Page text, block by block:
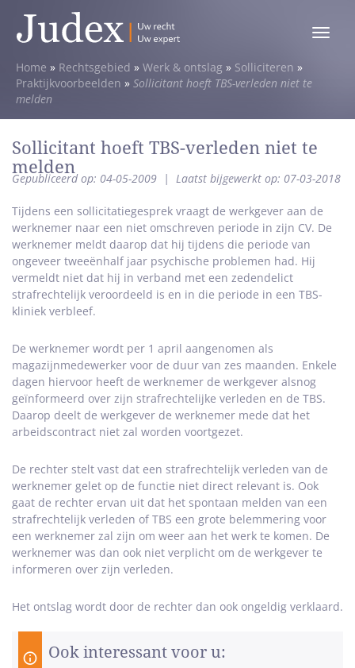
Toggle
Home » Rechtsgebied » Werk & ontslag » Solliciteren »
Praktijkvoorbeelden » Sollicitant hoeft TBS-verleden niet te
melden
Sollicitant hoeft TBS-verleden niet te
melden
Gepubliceerd op: 04-05-2009 | Laatst bijgewerkt op: 07-03-2018
Tijdens een sollicitatiegesprek vraagt de werkgever aan de
werknemer naar een niet omschreven periode in zijn CV. De
werknemer meldt daarop dat hij tijdens die periode van
ongeveer tweeënhalf jaar psychische problemen had. Hij
vermeldt niet dat hij in verband met een zedendelict
strafrechtelijk veroordeeld is en in die periode in een TBS-
kliniek verbleef.
De werknemer wordt per 1 april aangenomen als
magazijnmedewerker voor de duur van zes maanden. Enkele
dagen hiervoor heeft de werknemer de werkgever alsnog
geïnformeerd over zijn strafrechtelijke verleden en de TBS.
Daarop deelt de werkgever de werknemer mede dat het
arbeidscontract niet zal worden voortgezet.
De rechter stelt vast dat een strafrechtelijk verleden van de
werknemer gelet op de functie niet direct relevant is. Ook
gaat de rechter ervan uit dat het spontaan melden van een
strafrechtelijk verleden of TBS een grote belemmering voor
een werknemer zal zijn om weer aan het werk te komen. De
werknemer was dan ook niet verplicht om de werkgever te
informeren over zijn verleden.
Het ontslag wordt door de rechter dan ook ongeldig verklaard.
Ook interessant voor u: